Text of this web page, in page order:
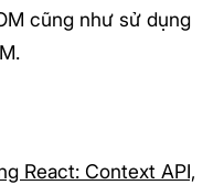
cũng như sử dụng
React: Context API,